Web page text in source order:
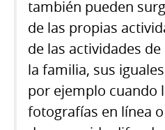
también pueden
de las propias
de las actividades
la familia, sus
por ejemplo cuando
fotografías en línea